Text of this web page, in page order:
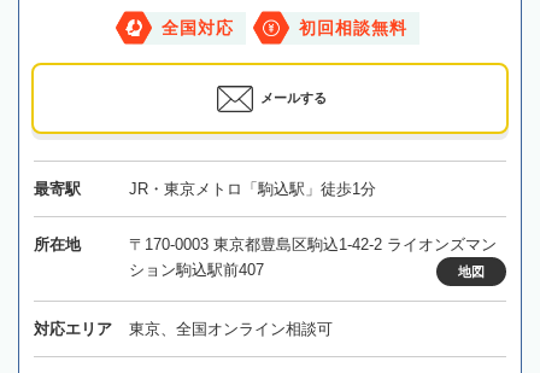
全国対応 初回相談無料
メールする
最寄駅 JR・東京メトロ「駒込駅」徒歩1分
所在地
〒170-0003 東京都豊島区駒込1-42-2 ライオンズマン
ション駒込駅前407
地図
対応エリア 東京、全国オンライン相談可